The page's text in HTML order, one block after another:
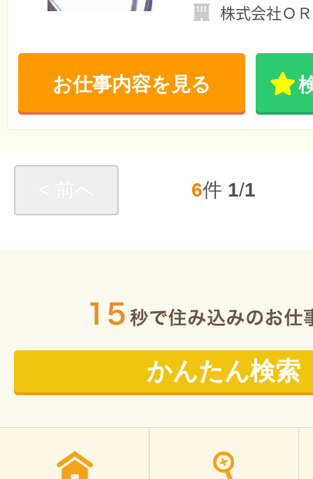
株式会社Ｏ
お仕事内容を見る
6件 1/1
かんたん検索